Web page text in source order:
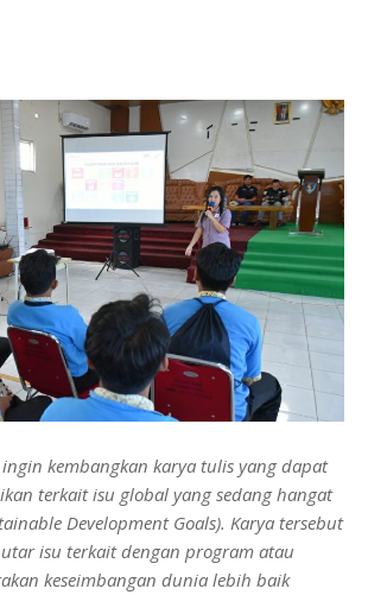
kembangkan karya tulis yang dapat
terkait isu global yang sedang hangat
Development Goals). Karya tersebut
isu terkait dengan program atau
keseimbangan dunia lebih baik